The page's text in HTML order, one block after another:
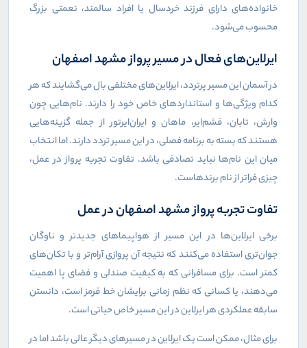
خانواده‌های دارای فرزند خردسال یا افراد سالمند، نعمتی بزرگ
محسوب می‌شود.
ایرلاین‌های فعال در مسیر پرواز مشهد اصفهان
در آسمان این مسیر پرتردد، ایرلاین‌های مختلفی بال می‌گشایند که هر
کدام ویژگی‌ها و استانداردهای خاص خود را دارند. نام‌هایی چون
وارش، تابان، قشم‌ایر، ماهان و ایران‌ایرتور از جمله گزینه‌هایی
هستند که بسته به برنامه فصلی، در این مسیر تردد دارند. اما انتخاب
میان این نام‌ها نباید تصادفی باشد. تفاوت تجربه پرواز در عمل،
چیزی فراتر از نام برندهاست.
تفاوت تجربه پرواز مشهد اصفهان در عمل
برخی ایرلاین‌ها در این مسیر از هواپیماهای جدیدتر و ناوگان
جوان‌تری استفاده می‌کنند که نتیجه آن پروازی آرام‌تر و با تکان‌های
کمتر است. برای مسافرانی که به کیفیت صندلی و فضای پا اهمیت
می‌دهند، یا کسانی که نظم زمانی برایشان خط قرمز است، دانستن
سابقه عملکردی هر ایرلاین در این مسیر خاص حیاتی است.
برای مثال، ممکن است یک ایرلاین در مسیرهای دیگر عالی باشد اما در